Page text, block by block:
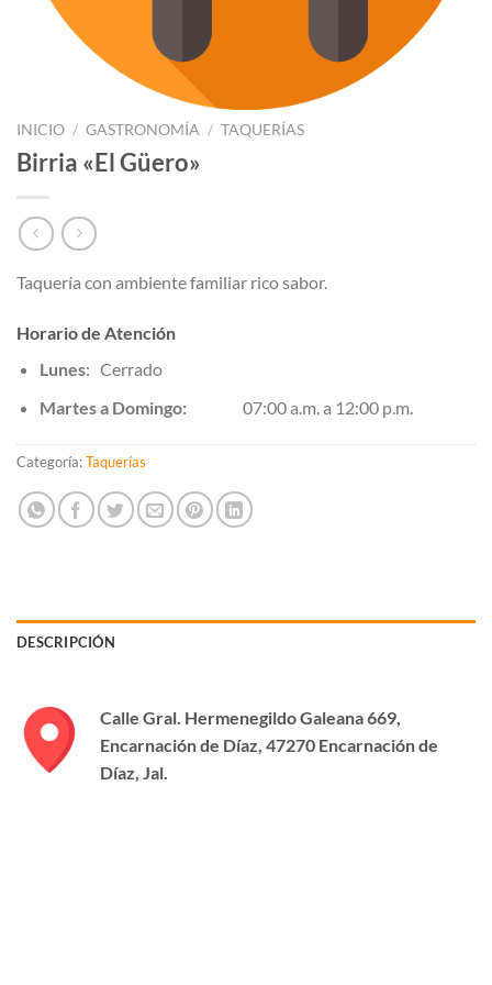
INICIO / GASTRONOMÍA / TAQUERÍAS
Birria «El Güero»
Taquería con ambiente familiar rico sabor.
Horario de Atención
Lunes: Cerrado
Martes a Domingo: 07:00 a.m. a 12:00 p.m.
Categoría:Taquerías
DESCRIPCIÓN
Calle Gral. Hermenegildo Galeana 669,
Encarnación de Díaz, 47270 Encarnación de
Díaz, Jal.